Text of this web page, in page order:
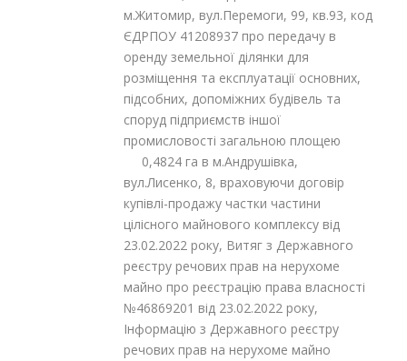
м.Житомир, вул.Перемоги, 99, кв.93, код
ЄДРПОУ 41208937 про передачу в
оренду земельної ділянки для
розміщення та експлуатації основних,
підсобних, допоміжних будівель та
споруд підприємств іншої
промисловості загальною площею
0,4824 га в м.Андрушівка,
вул.Лисенко, 8, враховуючи договір
купівлі-продажу частки частини
цілісного майнового комплексу від
23.02.2022 року, Витяг з Державного
реєстру речових прав на нерухоме
майно про реєстрацію права власності
№46869201 від 23.02.2022 року,
Інформацію з Державного реєстру
речових прав на нерухоме майно